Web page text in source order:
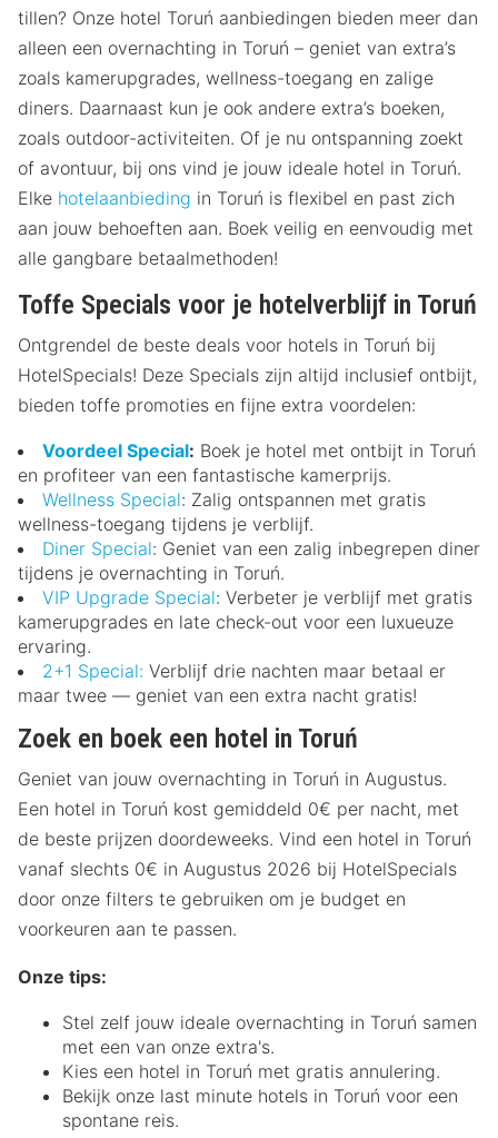
tillen? Onze hotel Toruń aanbiedingen bieden meer dan
alleen een overnachting in Toruń – geniet van extra’s
zoals kamerupgrades, wellness-toegang en zalige
diners. Daarnaast kun je ook andere extra’s boeken,
zoals outdoor-activiteiten. Of je nu ontspanning zoekt
of avontuur, bij ons vind je jouw ideale hotel in Toruń.
Elke hotelaanbieding in Toruń is flexibel en past zich
aan jouw behoeften aan. Boek veilig en eenvoudig met
alle gangbare betaalmethoden!
Toffe Specials voor je hotelverblijf in Toruń
Ontgrendel de beste deals voor hotels in Toruń bij
HotelSpecials! Deze Specials zijn altijd inclusief ontbijt,
bieden toffe promoties en fijne extra voordelen:
Voordeel Special: Boek je hotel met ontbijt in Toruń
en profiteer van een fantastische kamerprijs.
Wellness Special: Zalig ontspannen met gratis
wellness-toegang tijdens je verblijf.
Diner Special: Geniet van een zalig inbegrepen diner
tijdens je overnachting in Toruń.
VIP Upgrade Special: Verbeter je verblijf met gratis
kamerupgrades en late check-out voor een luxueuze
ervaring.
2+1 Special: Verblijf drie nachten maar betaal er
maar twee — geniet van een extra nacht gratis!
Zoek en boek een hotel in Toruń
Geniet van jouw overnachting in Toruń in Augustus.
Een hotel in Toruń kost gemiddeld 0€ per nacht, met
de beste prijzen doordeweeks. Vind een hotel in Toruń
vanaf slechts 0€ in Augustus 2026 bij HotelSpecials
door onze filters te gebruiken om je budget en
voorkeuren aan te passen.
Onze tips:
Stel zelf jouw ideale overnachting in Toruń samen
met een van onze extra's.
Kies een hotel in Toruń met gratis annulering.
Bekijk onze last minute hotels in Toruń voor een
spontane reis.